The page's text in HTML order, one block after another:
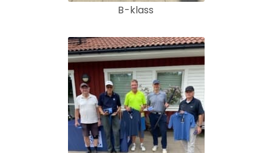
B-klass